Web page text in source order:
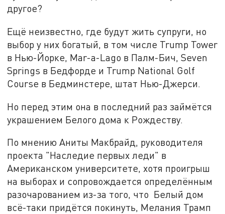
другое?
Ещё неизвестно, где будут жить супруги, но
выбор у них богатый, в том числе Trump Tower
в Нью-Йорке, Mar-a-Lago в Палм-Бич, Seven
Springs в Бедфорде и Trump National Golf
Course в Бедминстере, штат Нью-Джерси.
Но перед этим она в последний раз займётся
украшением Белого дома к Рождеству.
По мнению Аниты Макбрайд, руководителя
проекта "Наследие первых леди" в
Американском университете, хотя проигрыш
на выборах и сопровождается определённым
разочарованием из-за того, что Белый дом
всё-таки придётся покинуть, Мелания Трамп